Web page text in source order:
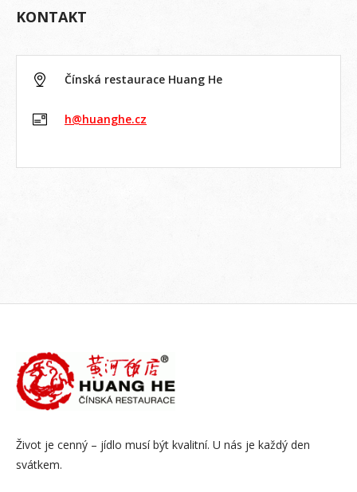
KONTAKT
Čínská restaurace Huang He
h@huanghe.cz
Život je cenný – jídlo musí být kvalitní. U nás je každý den
svátkem.